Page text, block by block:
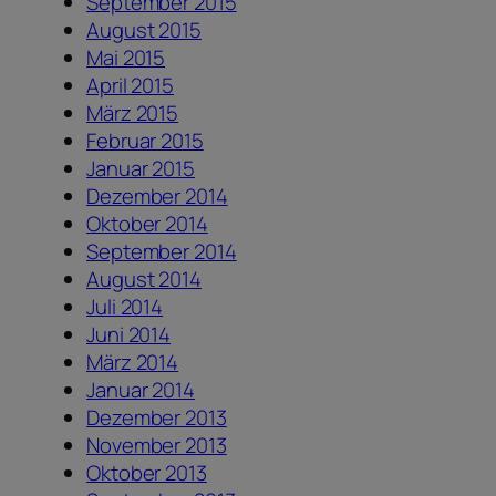
August 2015
Mai 2015
April 2015
März 2015
Februar 2015
Januar 2015
Dezember 2014
Oktober 2014
September 2014
August 2014
Juli 2014
Juni 2014
März 2014
Januar 2014
Dezember 2013
November 2013
Oktober 2013